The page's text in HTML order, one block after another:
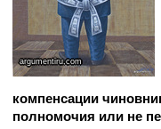
argumentiru.com
компенсации
полномочия или не